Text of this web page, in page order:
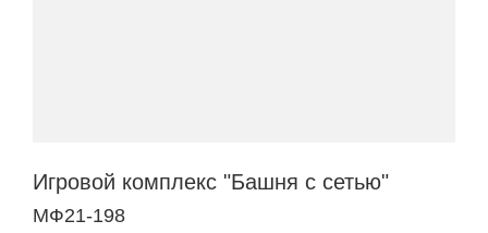
Игровой комплекс "Башня с сетью"
МФ21-198